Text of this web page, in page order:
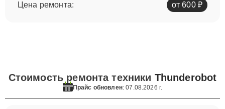
Цена ремонта:
от 600 ₽
Стоимость ремонта техники Thunderobot
Прайс обновлен: 07.08.2026 г.